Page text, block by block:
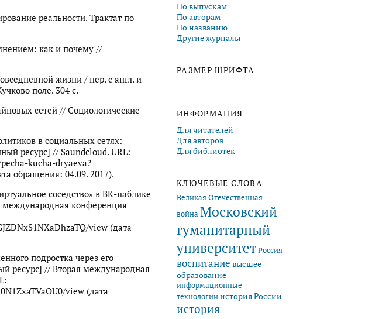
По выпускам
По авторам
По названию
Другие журналы
РАЗМЕР ШРИФТА
ИНФОРМАЦИЯ
Для читателей
Для авторов
Для библиотек
КЛЮЧЕВЫЕ СЛОВА
Великая Отечественная
войнаМосковский
гуманитарный
университетРоссия
воспитание высшее
образование
информационные
технологииистория России
история
реальности. Трактат по
как и почему //
жизни / пер. с англ. и
поле. 304 с.
сетей // Социологические
в социальных сетях:
ресурс] // Saundcloud. URL:
kucha-dryaeva?
обращения: 04.09. 2017).
соседство» в ВК-паблике
международная конференция
view (дата
подростка через его
ресурс] // Вторая международная
view (дата